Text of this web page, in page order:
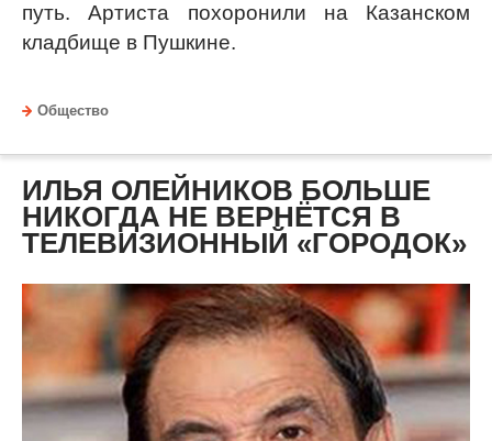
путь. Артиста похоронили на Казанском
кладбище в Пушкине.
Общество
ИЛЬЯ ОЛЕЙНИКОВ БОЛЬШЕ
НИКОГДА НЕ ВЕРНЁТСЯ В
ТЕЛЕВИЗИОННЫЙ «ГОРОДОК»